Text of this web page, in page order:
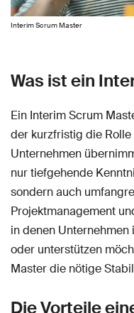
Interim Scrum Master
Was ist ein
Ein Interim Scrum
der kurzfristig die
Unternehmen
nur tiefgehende
sondern auch
Projektmanagement
in denen Unternehmen
oder unterstützen
Master die nötige
Die Vorteile